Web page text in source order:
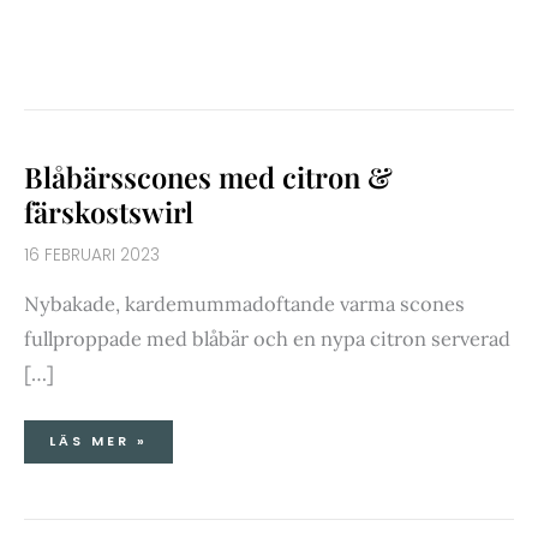
Blåbärsscones med citron &
färskostswirl
16 FEBRUARI 2023
Nybakade, kardemummadoftande varma scones
fullproppade med blåbär och en nypa citron serverad
[…]
BLÅBÄRSSCONES
MED
CITRON
FÄRSKOSTSWIRL
LÄS MER »